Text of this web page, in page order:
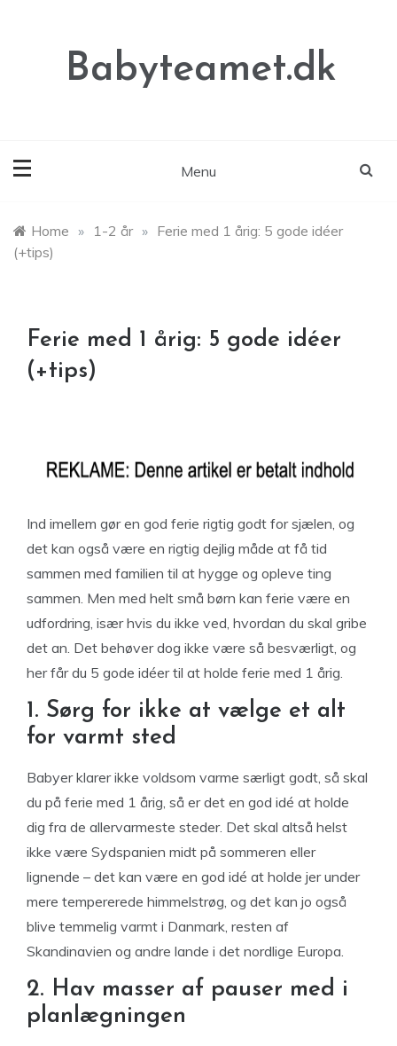
Babyteamet.dk
Menu
Home » 1-2 år » Ferie med 1 årig: 5 gode idéer
(+tips)
Ferie med 1 årig: 5 gode idéer
(+tips)
Ind imellem gør en god ferie rigtig godt for sjælen, og
det kan også være en rigtig dejlig måde at få tid
sammen med familien til at hygge og opleve ting
sammen. Men med helt små børn kan ferie være en
udfordring, især hvis du ikke ved, hvordan du skal gribe
det an. Det behøver dog ikke være så besværligt, og
her får du 5 gode idéer til at holde ferie med 1 årig.
1. Sørg for ikke at vælge et alt
for varmt sted
Babyer klarer ikke voldsom varme særligt godt, så skal
du på ferie med 1 årig, så er det en god idé at holde
dig fra de allervarmeste steder. Det skal altså helst
ikke være Sydspanien midt på sommeren eller
lignende – det kan være en god idé at holde jer under
mere tempererede himmelstrøg, og det kan jo også
blive temmelig varmt i Danmark, resten af
Skandinavien og andre lande i det nordlige Europa.
2. Hav masser af pauser med i
planlægningen